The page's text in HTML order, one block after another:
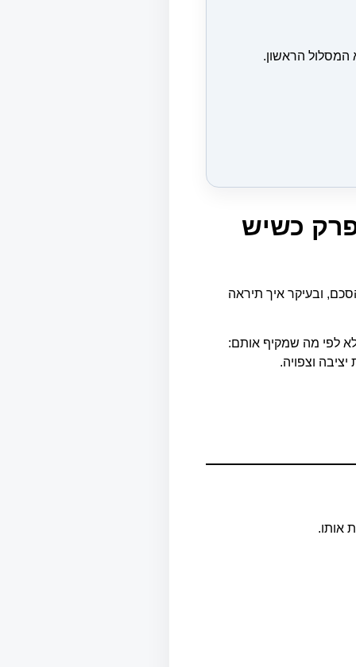
המסלול הראשון.
כשיש
ובעיקר איך תיראה
לפי מה שמקיף אותם:
וצפויה.
אותו.